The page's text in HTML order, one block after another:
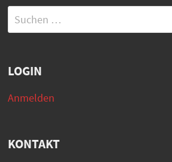
Suchen
nach:
LOGIN
Anmelden
KONTAKT